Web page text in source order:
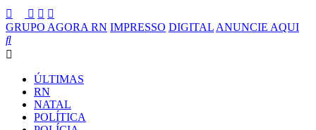
GRUPO AGORA RN IMPRESSO DIGITAL ANUNCIE AQUI
ÚLTIMAS
RN
NATAL
POLÍTICA